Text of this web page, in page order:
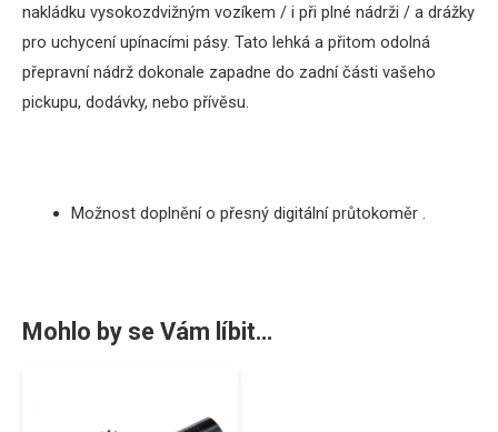
nakládku vysokozdvižným vozíkem / i při plné nádrži / a drážky
pro uchycení upínacími pásy. Tato lehká a přitom odolná
přepravní nádrž dokonale zapadne do zadní části vašeho
pickupu, dodávky, nebo přívěsu.
Možnost doplnění o přesný digitální průtokoměr .
Mohlo by se Vám líbit…